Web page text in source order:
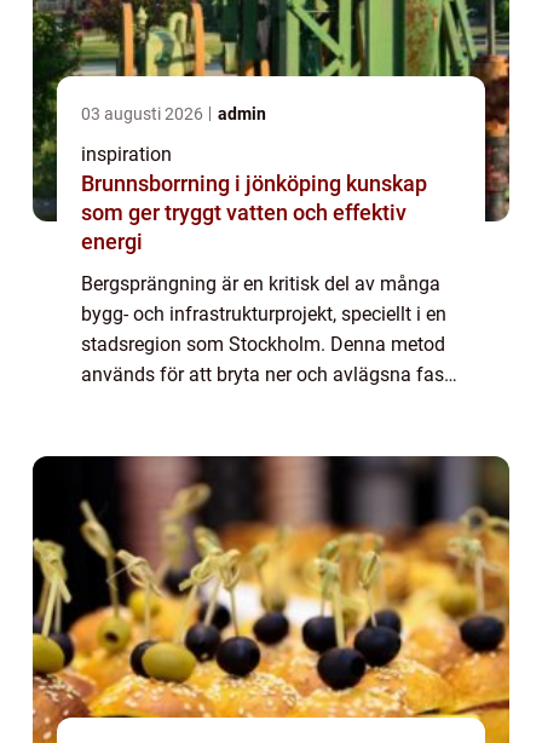
03 augusti 2026 admin
inspiration
Brunnsborrning i jönköping kunskap
som ger tryggt vatten och effektiv
energi
Bergsprängning är en kritisk del av många
bygg- och infrastrukturprojekt, speciellt i en
stadsregion som Stockholm. Denna metod
används för att bryta ner och avlägsna fast